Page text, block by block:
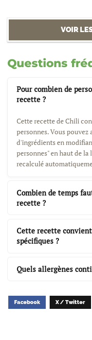
VOIR
Questions
Pour combien de
recette ?
Cette recette de Chili
personnes. Vous
d'ingrédients en
personnes" en haut de
recalculé
Combien de temps
recette ?
Cette recette
spécifiques ?
Quels allergènes
Facebook X / Twitter